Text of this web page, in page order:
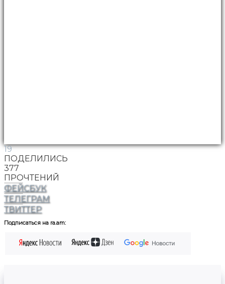
19
ПОДЕЛИЛИСЬ
377
ПРОЧТЕНИЙ
ФЕЙСБУК
ТЕЛЕГРАМ
ТВИТТЕР
Подписаться на ra.am: